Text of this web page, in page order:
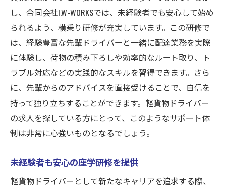
し、合同会社I.W-WORKSでは、未経験者でも安心して始め
られるよう、横乗り研修が充実しています。この研修で
は、経験豊富な先輩ドライバーと一緒に配達業務を実際
に体験し、荷物の積み下ろしや効率的なルート取り、ト
ラブル対応などの実践的なスキルを習得できます。さら
に、先輩からのアドバイスを直接受けることで、自信を
持って独り立ちすることができます。軽貨物ドライバー
の求人を探している方にとって、このようなサポート体
制は非常に心強いものとなるでしょう。
未経験者も安心の座学研修を提供
軽貨物ドライバーとして新たなキャリアを追求する際、